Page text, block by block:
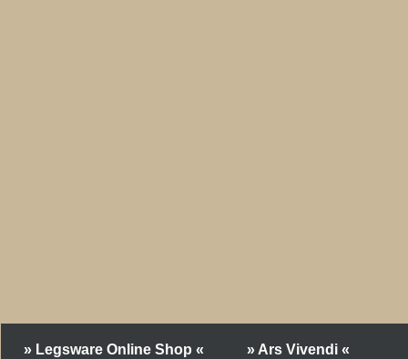
» Legsware Online Shop « » Ars Vivendi «